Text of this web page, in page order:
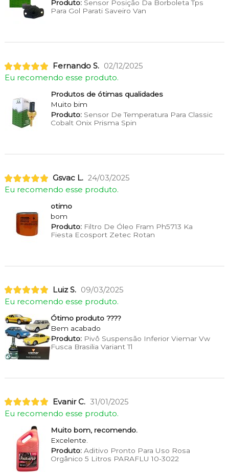
Produto:Sensor Posição Da Borboleta Tps
Para Gol Parati Saveiro Van
Fernando S. 02/12/2025
Eu recomendo esse produto.
Produtos de ótimas qualidades
Muito bim
Produto:Sensor De Temperatura Para Classic
Cobalt Onix Prisma Spin
Gsvac L. 24/03/2025
Eu recomendo esse produto.
otimo
bom
Produto:Filtro De Óleo Fram Ph5713 Ka
Fiesta Ecosport Zetec Rotan
Luiz S. 09/03/2025
Eu recomendo esse produto.
Ótimo produto ????
Bem acabado
Produto:Pivô Suspensão Inferior Viemar Vw
Fusca Brasilia Variant Tl
Evanir C. 31/01/2025
Eu recomendo esse produto.
Muito bom, recomendo.
Excelente.
Produto:Aditivo Pronto Para Uso Rosa
Orgânico 5 Litros PARAFLU 10-3022